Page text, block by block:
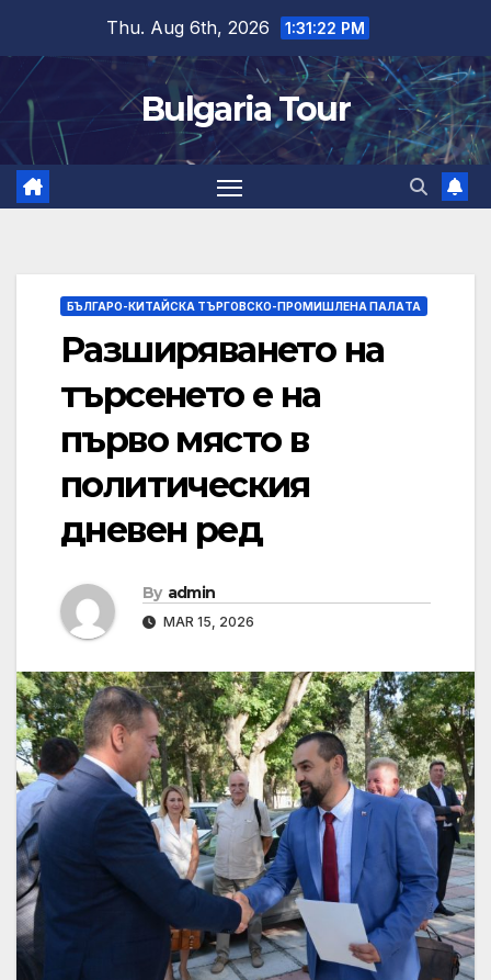
content
Thu. Aug 6th, 2026 1:31:24 PM
Bulgaria Tour
БЪЛГАРО-КИТАЙСКА ТЪРГОВСКО-ПРОМИШЛЕНА ПАЛAТА
Разширяването на
търсенето е на
първо място в
политическия
дневен ред
By admin
MAR 15, 2026